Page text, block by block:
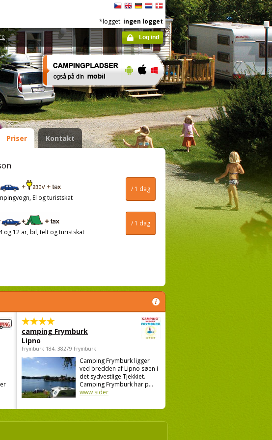
*logget: ingen logget
Log ind
Priser Kontakt
/ 1 dag
El og turistskat
/ 1 dag
og 12 ar, bil, telt og turistskat
camping Frymburk
Lipno
Frymburk 184, 38279 Frymburk
Camping Frymburk ligger
ved bredden af Lipno søen i
det sydvestlige Tjekkiet.
Camping Frymburk har p...
www sider